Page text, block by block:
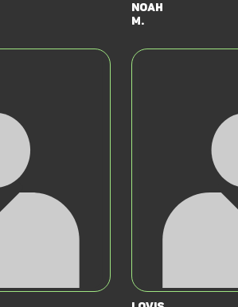
Noah
M.